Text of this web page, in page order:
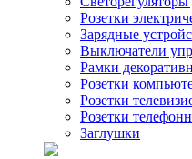
Розетки
Зарядные
Выключатели
Рамки
Розетки
Розетки
Розетки
Заглушки